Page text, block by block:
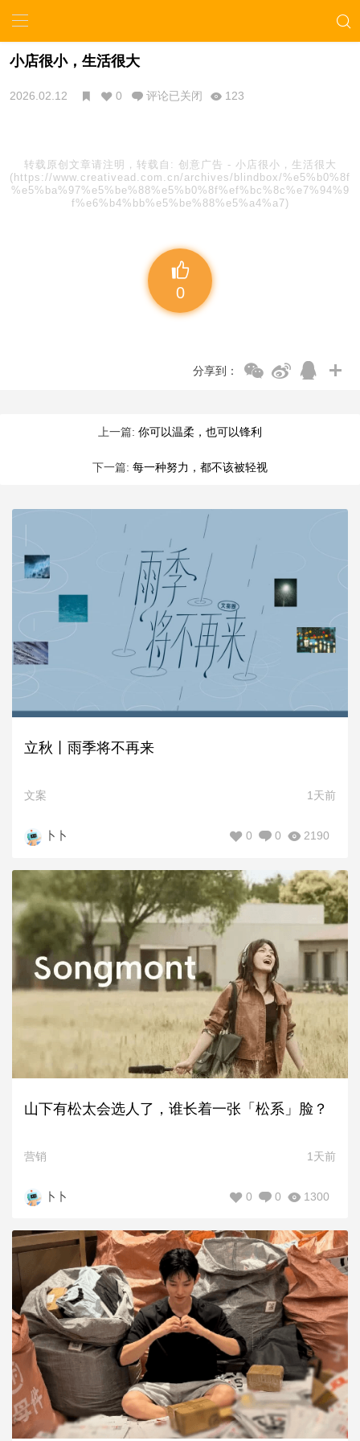
小店很小，生活很大
2026.02.12 0 评论已关闭 123
转载原创文章请注明，转载自: 创意广告 - 小店很小，生活很大
(https://www.creativead.com.cn/archives/blindbox/%e5%b0%8f
%e5%ba%97%e5%be%88%e5%b0%8f%ef%bc%8c%e7%94%9
f%e6%b4%bb%e5%be%88%e5%a4%a7)
0
分享到：
上一篇: 你可以温柔，也可以锋利
下一篇: 每一种努力，都不该被轻视
立秋丨雨季将不再来
文案 1天前
卜卜 2190
0
0
山下有松太会选人了，谁长着一张「松系」脸？
营销 1天前
卜卜 1300
0
0